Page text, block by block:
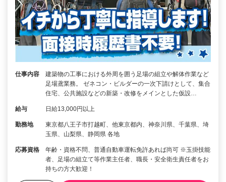
仕事内容
建築物の工事における外周を囲う足場の組立や解体作業など
足場鳶業務。 ゼネコン・ビルダーの一次下請けとして、集合
住宅、公共施設などの新築・改修をメインとした仮設…
給与 日給13,000円以上
勤務地
東京都八王子市打越町、他東京都内、神奈川県、千葉県、埼
玉県、山梨県、静岡県 各地
応募資格
年齢・資格不問、普通自動車運転免許あれば尚可 ※玉掛技能
者、足場の組立て等作業主任者、職長・安全衛生責任者をお
持ちの方大歓迎！